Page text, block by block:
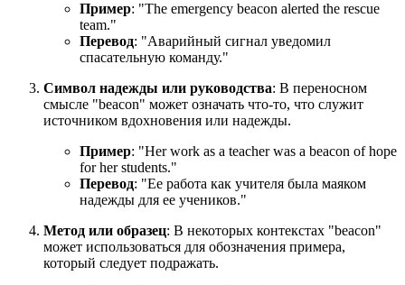
Пример: "The emergency beacon alerted the rescue
team."
Перевод: "Аварийный сигнал уведомил
спасательную команду."
Символ надежды или руководства: В переносном
смысле "beacon" может означать что-то, что служит
источником вдохновения или надежды.
Пример: "Her work as a teacher was a beacon of hope
for her students."
Перевод: "Ее работа как учителя была маяком
надежды для ее учеников."
Метод или образец: В некоторых контекстах "beacon"
может использоваться для обозначения примера,
который следует подражать.